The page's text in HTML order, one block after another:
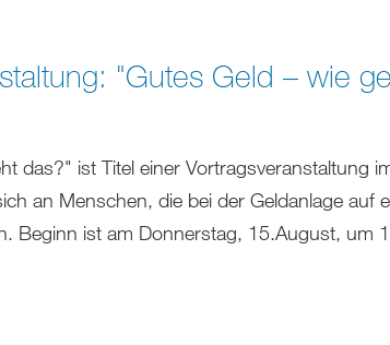
"Gutes Geld – wie
das?" ist Titel einer Vortragsveranstaltung
an Menschen, die bei der Geldanlage auf
Beginn ist am Donnerstag, 15.August, um